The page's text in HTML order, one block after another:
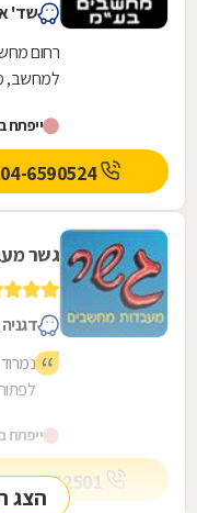
שד'
רחום
למחשב,
נייחים
ייפתח ב-
04-6590524
גשר
ייפתח ב-
הצג